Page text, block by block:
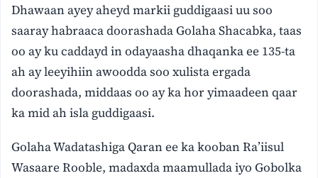
Dhawaan ayey aheyd markii guddigaasi uu soo
saaray habraaca doorashada Golaha Shacabka, taas
oo ay ku caddayd in odayaasha dhaqanka ee 135-ta
ah ay leeyihiin awoodda soo xulista ergada
doorashada, middaas oo ay ka hor yimaadeen qaar
ka mid ah isla guddigaasi.
Golaha Wadatashiga Qaran ee ka kooban Ra’iisul
Wasaare Rooble, madaxda maamullada iyo Gobolka